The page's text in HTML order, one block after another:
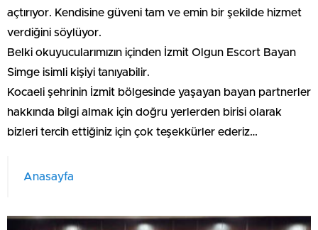
açtırıyor. Kendisine güveni tam ve emin bir şekilde hizmet
verdiğini söylüyor.
Belki okuyucularımızın içinden İzmit Olgun Escort Bayan
Simge isimli kişiyi tanıyabilir.
Kocaeli şehrinin İzmit bölgesinde yaşayan bayan partnerler
hakkında bilgi almak için doğru yerlerden birisi olarak
bizleri tercih ettiğiniz için çok teşekkürler ederiz…
Anasayfa